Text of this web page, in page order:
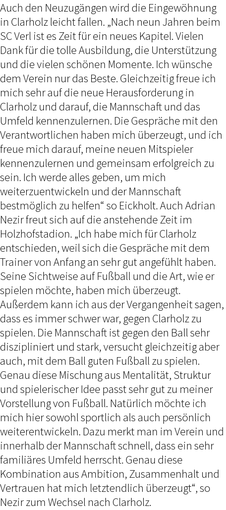
Auch den Neuzugängen wird die Eingewöhnung
in Clarholz leicht fallen. „Nach neun Jahren beim
SC Verl ist es Zeit für ein neues Kapitel. Vielen
Dank für die tolle Ausbildung, die Unterstützung
und die vielen schönen Momente. Ich wünsche
dem Verein nur das Beste. Gleichzeitig freue ich
mich sehr auf die neue Herausforderung in
Clarholz und darauf, die Mannschaft und das
Umfeld kennenzulernen. Die Gespräche mit den
Verantwortlichen haben mich überzeugt, und ich
freue mich darauf, meine neuen Mitspieler
kennenzulernen und gemeinsam erfolgreich zu
sein. Ich werde alles geben, um mich
weiterzuentwickeln und der Mannschaft
bestmöglich zu helfen“ so Eickholt. Auch Adrian
Nezir freut sich auf die anstehende Zeit im
Holzhofstadion. „Ich habe mich für Clarholz
entschieden, weil sich die Gespräche mit dem
Trainer von Anfang an sehr gut angefühlt haben.
Seine Sichtweise auf Fußball und die Art, wie er
spielen möchte, haben mich überzeugt.
Außerdem kann ich aus der Vergangenheit sagen,
dass es immer schwer war, gegen Clarholz zu
spielen. Die Mannschaft ist gegen den Ball sehr
diszipliniert und stark, versucht gleichzeitig aber
auch, mit dem Ball guten Fußball zu spielen.
Genau diese Mischung aus Mentalität, Struktur
und spielerischer Idee passt sehr gut zu meiner
Vorstellung von Fußball. Natürlich möchte ich
mich hier sowohl sportlich als auch persönlich
weiterentwickeln. Dazu merkt man im Verein und
innerhalb der Mannschaft schnell, dass ein sehr
familiäres Umfeld herrscht. Genau diese
Kombination aus Ambition, Zusammenhalt und
Vertrauen hat mich letztendlich überzeugt“, so
Nezir zum Wechsel nach Clarholz.